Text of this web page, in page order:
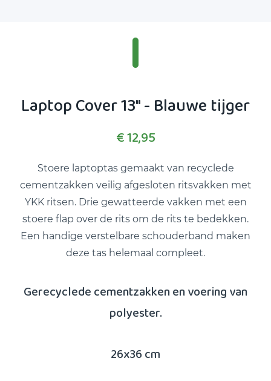
Laptop Cover 13" - Blauwe tijger
€ 12,95
Stoere laptoptas gemaakt van recyclede
cementzakken veilig afgesloten ritsvakken met
YKK ritsen. Drie gewatteerde vakken met een
stoere flap over de rits om de rits te bedekken.
Een handige verstelbare schouderband maken
deze tas helemaal compleet.
Gerecyclede cementzakken en voering van
polyester.
26x36 cm